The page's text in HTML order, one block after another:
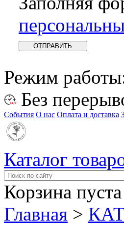
Режим
Без
События О нас Оплата и доставка
Каталог
Корзина пуста
Главная >